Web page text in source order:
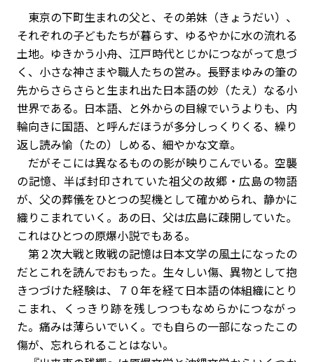
東京の下町生まれの父と、その弟妹（きょうだい）、
それぞれの子どもたちが暮らす、ゆるやかに水の流れる
土地。ゆきかう小舟、江戸時代とじかにつながって息づ
く、小さな神さまや職人たちの営み。長野まゆみの筆の
先からさらさらと生まれ出た日本語の妙（たえ）なる小
世界である。日本語、と外からの目線でいうよりも、内
輪向きに国語、と呼んだほうが多分しっくりくる、繰り
返し読み愉（たの）しめる、細やかな文章。
だがそこには異なるものの影が映りこんでいる。空襲
の記憶、半ば封印されていた祖父の故郷・広島の物語
が、父の葬儀をひとつの契機として確かめられ、静かに
織りこまれていく。あの日、父は広島に疎開していた。
これはひとつの原爆小説でもある。
第２次大戦と敗戦の記憶は日本文学の風土になったの
だとこれを読んでおもった。生々しい傷、異物として抱
きつづけた経験は、７０年を経て日本語の体組織にとり
こまれ、くっきり跡を残しつつもなめらかにつながっ
た。痛みは薄らいでいく。でも自らの一部になったこの
傷が、忘れられることはない。